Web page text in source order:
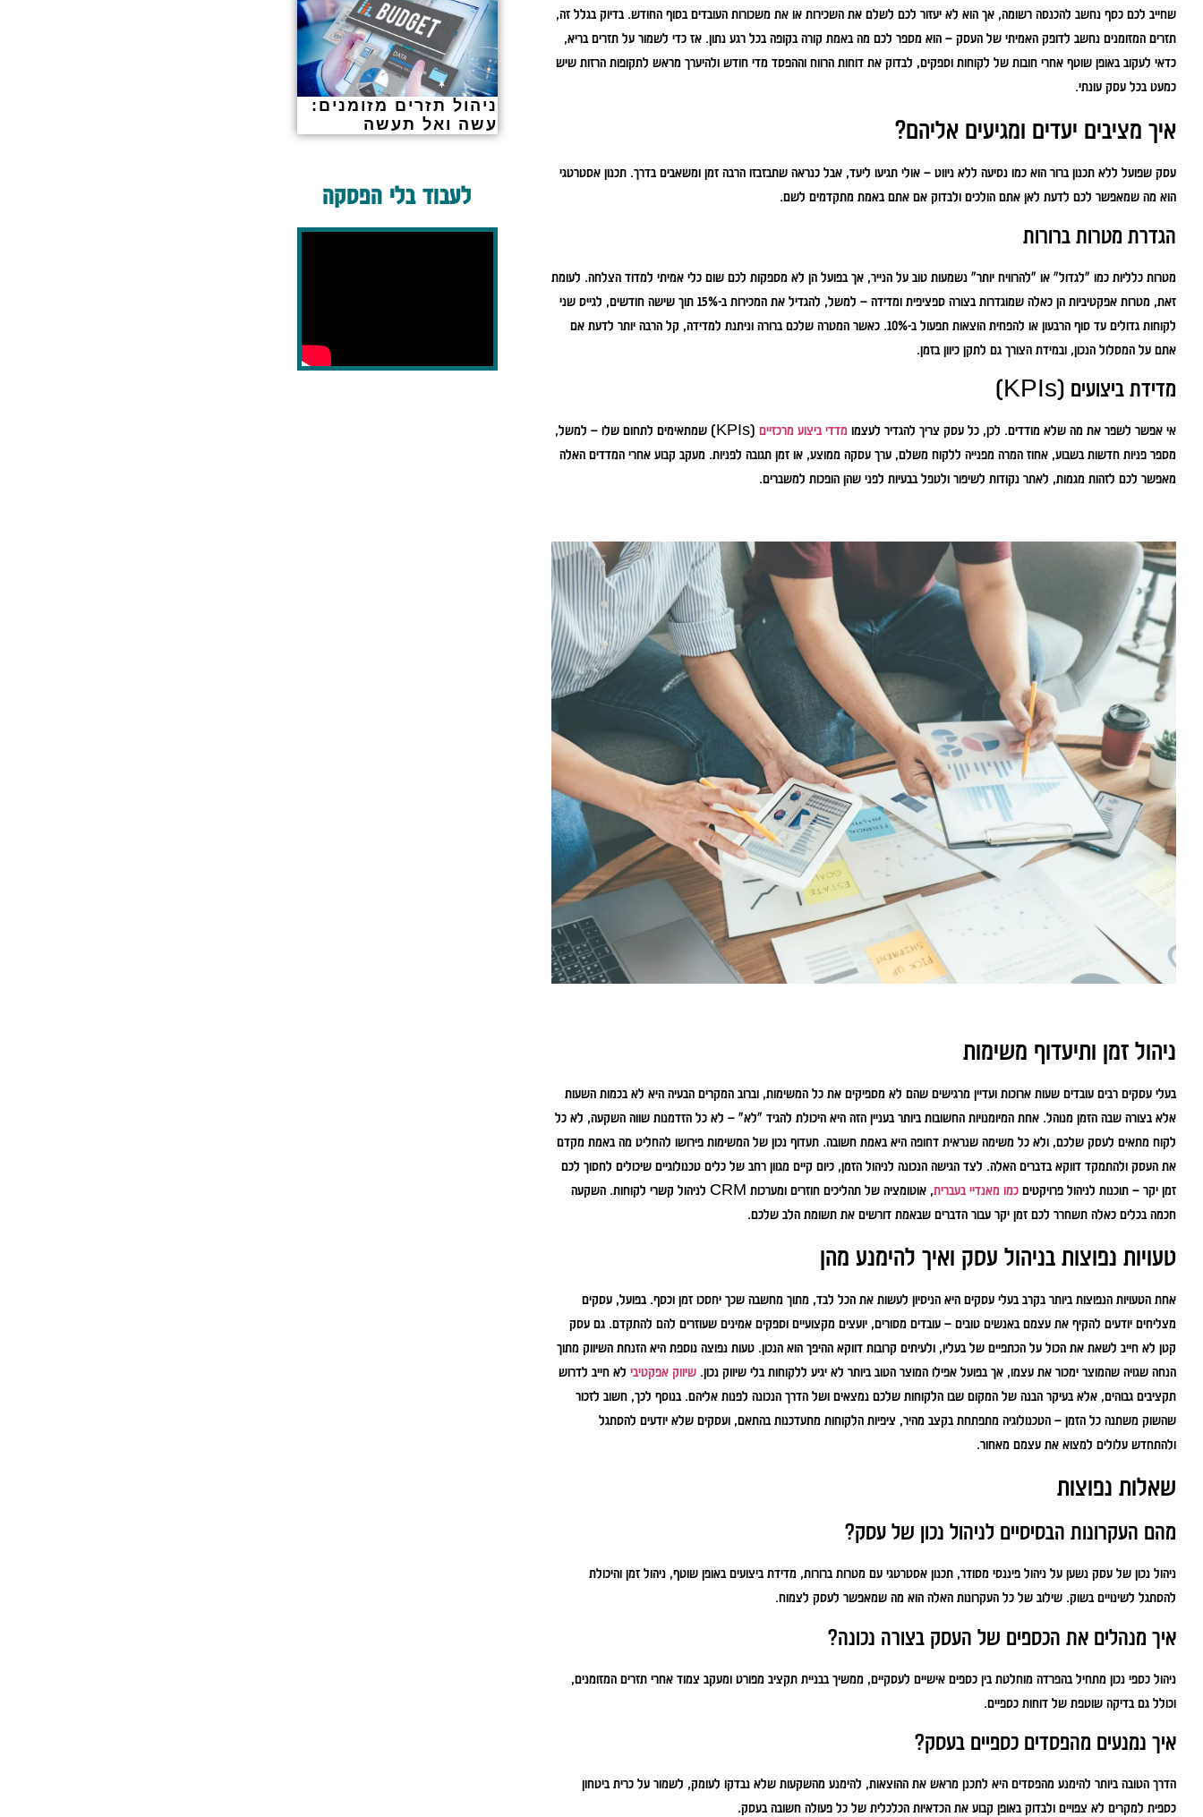
שחייב לכם כסף נחשב להכנסה רשומה, אך הוא לא יעזור לכם לשלם את השכירות או את משכורות העובדים בסוף החודש. בדיוק בגלל זה,
תזרים המזומנים נחשב לדופק האמיתי של העסק – הוא מספר לכם מה באמת קורה בקופה בכל רגע נתון. אז כדי לשמור על תזרים בריא,
כדאי לעקוב באופן שוטף אחרי חובות של לקוחות וספקים, לבדוק את דוחות הרווח וההפסד מדי חודש ולהיערך מראש לתקופות הרזות שיש
כמעט בכל עסק עונתי.
איך מציבים יעדים ומגיעים אליהם?
עסק שפועל ללא תכנון ברור הוא כמו נסיעה ללא ניווט – אולי תגיעו ליעד, אבל כנראה שתבזבזו הרבה זמן ומשאבים בדרך. תכנון אסטרטגי
הוא מה שמאפשר לכם לדעת לאן אתם הולכים ולבדוק אם אתם באמת מתקדמים לשם.
הגדרת מטרות ברורות
מטרות כלליות כמו "לגדול" או "להרוויח יותר" נשמעות טוב על הנייר, אך בפועל הן לא מספקות לכם שום כלי אמיתי למדוד הצלחה. לעומת
זאת, מטרות אפקטיביות הן כאלה שמוגדרות בצורה ספציפית ומדידה – למשל, להגדיל את המכירות ב-15% תוך שישה חודשים, לגייס שני
לקוחות גדולים עד סוף הרבעון או להפחית הוצאות תפעול ב-10%. כאשר המטרה שלכם ברורה וניתנת למדידה, קל הרבה יותר לדעת אם
אתם על המסלול הנכון, ובמידת הצורך גם לתקן כיוון בזמן.
מדידת ביצועים (KPIs)
אי אפשר לשפר את מה שלא מודדים. לכן, כל עסק צריך להגדיר לעצמו מדדי ביצוע מרכזיים
(KPIs) שמתאימים לתחום שלו – למשל,
מספר פניות חדשות בשבוע, אחוז המרה מפנייה ללקוח משלם, ערך עסקה ממוצע, או זמן תגובה לפניות. מעקב קבוע אחרי המדדים האלה
מאפשר לכם לזהות מגמות, לאתר נקודות לשיפור ולטפל בבעיות לפני שהן הופכות למשברים.
ניהול זמן ותיעדוף משימות
בעלי עסקים רבים עובדים שעות ארוכות ועדיין מרגישים שהם לא מספיקים את כל המשימות, וברוב המקרים הבעיה היא לא בכמות השעות
אלא בצורה שבה הזמן מנוהל. אחת המיומנויות החשובות ביותר בעניין הזה היא היכולת להגיד "לא" – לא כל הזדמנות שווה השקעה, לא כל
לקוח מתאים לעסק שלכם, ולא כל משימה שנראית דחופה היא באמת חשובה. תעדוף נכון של המשימות פירושו להחליט מה באמת מקדם
את העסק ולהתמקד דווקא בדברים האלה. לצד הגישה הנכונה לניהול הזמן, כיום קיים מגוון רחב של כלים טכנולוגיים שיכולים לחסוך לכם
זמן יקר – תוכנות לניהול פרויקטים כמו מאנדיי בעברית
, אוטומציה של תהליכים חוזרים ומערכות CRM לניהול קשרי לקוחות. השקעה
חכמה בכלים כאלה תשחרר לכם זמן יקר עבור הדברים שבאמת דורשים את תשומת הלב שלכם.
טעויות נפוצות בניהול עסק ואיך להימנע מהן
אחת הטעויות הנפוצות ביותר בקרב בעלי עסקים היא הניסיון לעשות את הכל לבד, מתוך מחשבה שכך יחסכו זמן וכסף. בפועל, עסקים
מצליחים יודעים להקיף את עצמם באנשים טובים – עובדים מסורים, יועצים מקצועיים וספקים אמינים שעוזרים להם להתקדם. גם עסק
קטן לא חייב לשאת את הכול על הכתפיים של בעליו, ולעיתים קרובות דווקא ההיפך הוא הנכון. טעות נפוצה נוספת היא הזנחת השיווק מתוך
הנחה שגויה שהמוצר ימכור את עצמו, אך בפועל אפילו המוצר הטוב ביותר לא יגיע ללקוחות בלי שיווק נכון. שיווק אפקטיבי לא חייב לדרוש
תקציבים גבוהים, אלא בעיקר הבנה של המקום שבו הלקוחות שלכם נמצאים ושל הדרך הנכונה לפנות אליהם. בנוסף לכך, חשוב לזכור
שהשוק משתנה כל הזמן – הטכנולוגיה מתפתחת בקצב מהיר, ציפיות הלקוחות מתעדכנות בהתאם, ועסקים שלא יודעים להסתגל
ולהתחדש עלולים למצוא את עצמם מאחור.
שאלות נפוצות
מהם העקרונות הבסיסיים לניהול נכון של עסק?
ניהול נכון של עסק נשען על ניהול פיננסי מסודר, תכנון אסטרטגי עם מטרות ברורות, מדידת ביצועים באופן שוטף, ניהול זמן והיכולת
להסתגל לשינויים בשוק. שילוב של כל העקרונות האלה הוא מה שמאפשר לעסק לצמוח.
איך מנהלים את הכספים של העסק בצורה נכונה?
ניהול כספי נכון מתחיל בהפרדה מוחלטת בין כספים אישיים לעסקיים, ממשיך בבניית תקציב מפורט ומעקב צמוד אחרי תזרים המזומנים,
וכולל גם בדיקה שוטפת של דוחות כספיים.
איך נמנעים מהפסדים כספיים בעסק?
הדרך הטובה ביותר להימנע מהפסדים היא לתכנן מראש את ההוצאות, להימנע מהשקעות שלא נבדקו לעומק, לשמור על כרית ביטחון
כספית למקרים לא צפויים ולבדוק באופן קבוע את הכדאיות הכלכלית של כל פעולה חשובה בעסק.
ניהול תזרים מזומנים:
עשה ואל תעשה
לעבוד בלי הפסקה